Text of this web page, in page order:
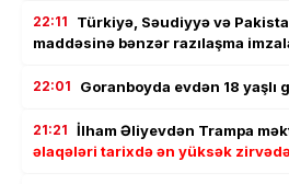
22:11
Türkiyə, Səudiyyə və
maddəsinə bənzər razılaşma
22:01 Goranboyda evdən 18 yaşlı
21:21 İlham Əliyevdən Trampa
əlaqələri tarixdə ən yüksək